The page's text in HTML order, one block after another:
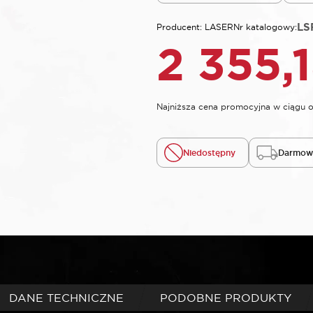
Producent: LASERNr katalogowy:
2
Najniższa cena promocyjna w ciągu
Niedostępny
DANE TECHNICZNE PODOBNE PRODUKTY